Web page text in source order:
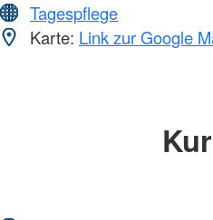
Tagespflege
Karte: Link zur Google